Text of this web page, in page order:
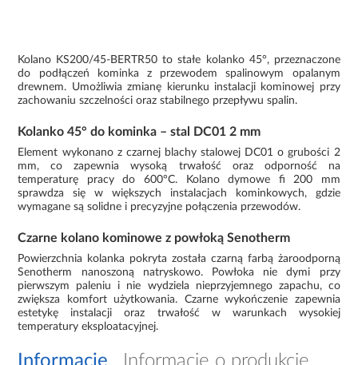
Kolano KS200/45-BERTR50 to stałe kolanko 45°, przeznaczone
do podłączeń kominka z przewodem spalinowym opalanym
drewnem. Umożliwia zmianę kierunku instalacji kominowej przy
zachowaniu szczelności oraz stabilnego przepływu spalin.
Kolanko 45° do kominka – stal DC01 2 mm
Element wykonano z czarnej blachy stalowej DC01 o grubości 2
mm, co zapewnia wysoką trwałość oraz odporność na
temperaturę pracy do 600°C. Kolano dymowe fi 200 mm
sprawdza się w większych instalacjach kominkowych, gdzie
wymagane są solidne i precyzyjne połączenia przewodów.
Czarne kolano kominowe z powłoką Senotherm
Powierzchnia kolanka pokryta została czarną farbą żaroodporną
Senotherm nanoszoną natryskowo. Powłoka nie dymi przy
pierwszym paleniu i nie wydziela nieprzyjemnego zapachu, co
zwiększa komfort użytkowania. Czarne wykończenie zapewnia
estetykę instalacji oraz trwałość w warunkach wysokiej
temperatury eksploatacyjnej.
Informacje Informacje o produkcie